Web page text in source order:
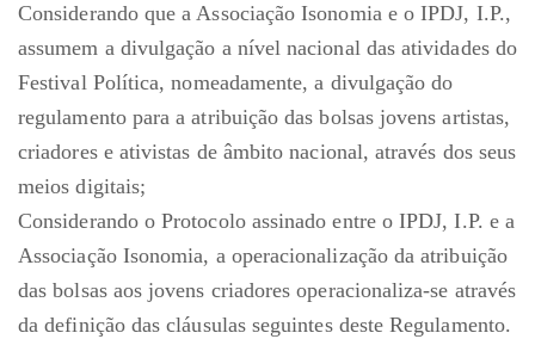
Considerando que a Associação Isonomia e o IPDJ, I.P.,
assumem a divulgação a nível nacional das atividades do
Festival Política, nomeadamente, a divulgação do
regulamento para a atribuição das bolsas jovens artistas,
criadores e ativistas de âmbito nacional, através dos seus
meios digitais;
Considerando o Protocolo assinado entre o IPDJ, I.P. e a
Associação Isonomia, a operacionalização da atribuição
das bolsas aos jovens criadores operacionaliza-se através
da definição das cláusulas seguintes deste Regulamento.